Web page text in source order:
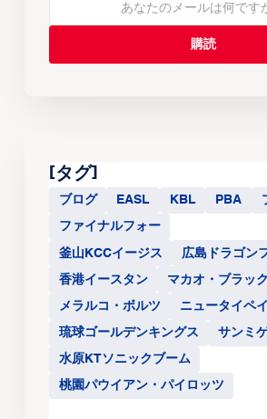
[タグ]
ブログ EASL KBL PBA
ファイナルフォー
釜山KCCイージス 広島ドラゴン
香港イースタン マカオ・ブラッ
メラルコ・ボルツ ニュータイペ
琉球ゴールデンキングス サンミ
水原KTソニックブーム
桃園パウイアン・パイロッツ